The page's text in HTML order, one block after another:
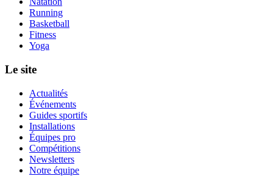
Running
Basketball
Fitness
Yoga
Le site
Actualités
Événements
Guides sportifs
Installations
Équipes pro
Compétitions
Newsletters
Notre équipe